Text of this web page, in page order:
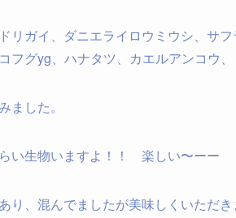
リガイ、ダニエライロウミウシ、サ
フグyg、ハナタツ、カエルアンコウ
ました。
い生物いますよ！！ 楽しい〜ーー
、混んでましたが美味しくいただき